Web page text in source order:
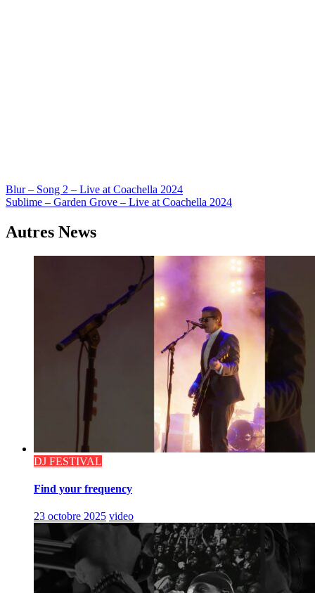
Navigation
de
l’article
Blur – Song 2 – Live at Coachella 2024
Sublime – Garden Grove – Live at Coachella 2024
Autres News
DJ FESTIVAL
Find your frequency
23 octobre 2025 video